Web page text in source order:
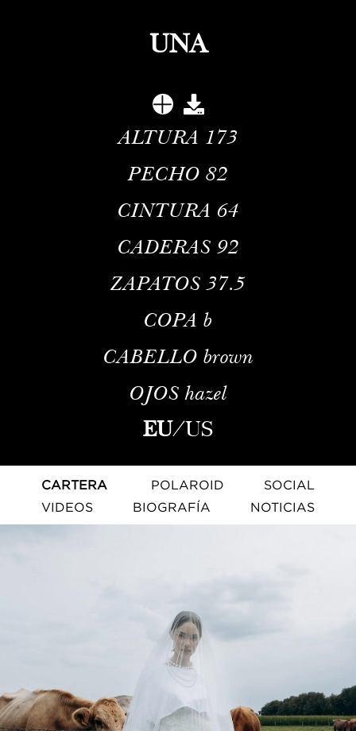
UNA
ALTURA 173
PECHO 82
CINTURA 64
CADERAS 92
ZAPATOS37.5
COPA b
CABELLO brown
OJOShazel
EU/US
CARTERA POLAROID
SOCIAL
VIDEOS
BIOGRAFÍA NOTICIAS